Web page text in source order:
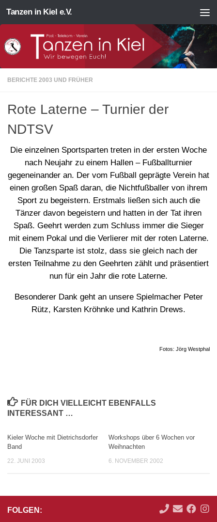
Zum Inhalt springen
Tanzen in Kiel e.V.
BERICHTE 2003 UND FRÜHER
Rote Laterne – Turnier der
NDTSV
Die einzelnen Sportsparten treten in der ersten Woche
nach Neujahr zu einem Hallen – Fußballturnier
gegeneinander an. Der vom Fußball geprägte Verein hat
einen großen Spaß daran, die Nichtfußballer von ihrem
Sport zu begeistern. Erstmals ließen sich auch die
Tänzer davon begeistern und hatten in der Tat ihren
Spaß. Geehrt werden zum Schluss immer die Sieger
mit einem Pokal und die Verlierer mit der roten Laterne.
Die Tanzsparte ist stolz, dass sie gleich nach der
ersten Teilnahme zu den Geehrten zählt und präsentiert
nun für ein Jahr die rote Laterne.
Besonderer Dank geht an unsere Spielmacher Peter
Rütz, Karsten Kröhnke und Kathrin Drews.
Fotos: Jörg Westphal
FÜR DICH VIELLEICHT EBENFALLS
INTERESSANT …
Kieler Woche mit Dietrichsdorfer
Band
22. JUNI 2003
Workshops über 6 Wochen vor
Weihnachten
6. NOVEMBER 2002
FOLGEN: